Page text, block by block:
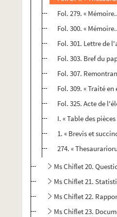
Fol. 279. «
Fol. 300. «
Fol. 301. Lettre de
Fol. 303. Bref du
Fol. 307.
Fol. 309. « Traité
Fol. 325. Acte de
I. « Table des
1. « Brevis et
274. «
Ms Chiflet 20.
Ms Chiflet 21.
Ms Chiflet 22.
Ms Chiflet 23.